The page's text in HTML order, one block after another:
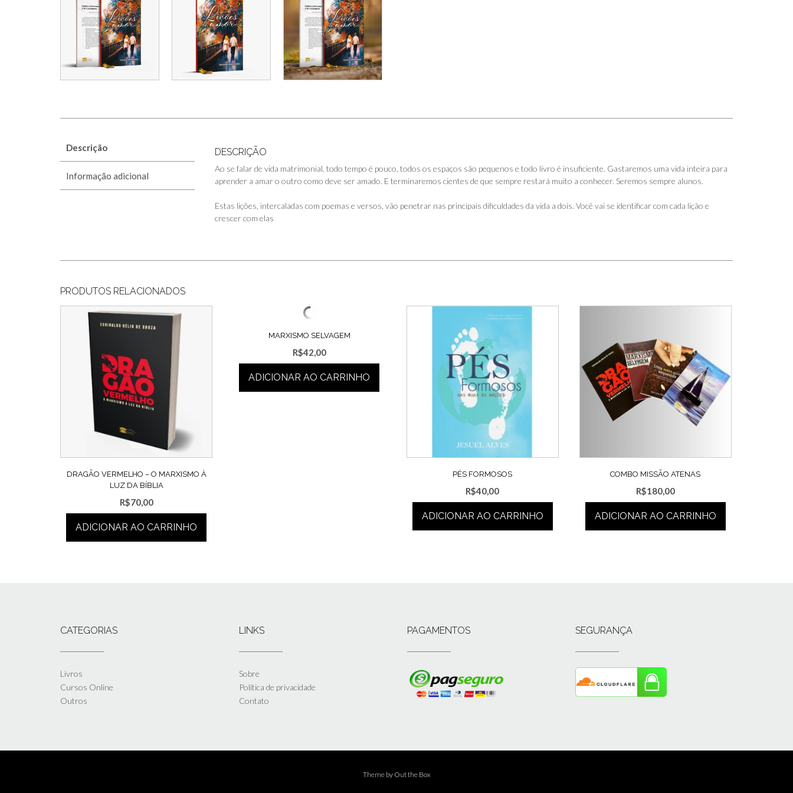
Descrição
Informação adicional
DESCRIÇÃO
Ao se falar de vida matrimonial, todo tempo é pouco, todos os espaços são pequenos e todo livro é insuficiente. Gastaremos uma vida inteira para
aprender a amar o outro como deve ser amado. E terminaremos cientes de que sempre restará muito a conhecer. Seremos sempre alunos.
Estas lições, intercaladas com poemas e versos, vão penetrar nas principais dificuldades da vida a dois. Você vai se identificar com cada lição e
crescer com elas
PRODUTOS RELACIONADOS
DRAGÃO VERMELHO – O MARXISMO À
LUZ DA BÍBLIA
R$70,00
ADICIONAR AO CARRINHO
MARXISMO SELVAGEM
R$42,00
ADICIONAR AO CARRINHO
PÉS FORMOSOS
R$40,00
ADICIONAR AO CARRINHO
COMBO MISSÃO ATENAS
R$180,00
ADICIONAR AO CARRINHO
CATEGORIAS
Livros
Cursos Online
Outros
LINKS
Sobre
Política de privacidade
Contato
PAGAMENTOS SEGURANÇA
Theme by Out the Box